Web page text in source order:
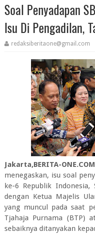
Soal Penyadapan
Isu Di Pengadilan,
redaksiberitaone@gmail.com
Jakarta,BERITA-
menegaskan, isu soal
ke-6 Republik Indonesia,
dengan Ketua Majelis
yang muncul pada saat
Tjahaja Purnama (BTP)
sebaiknya ditanyakan